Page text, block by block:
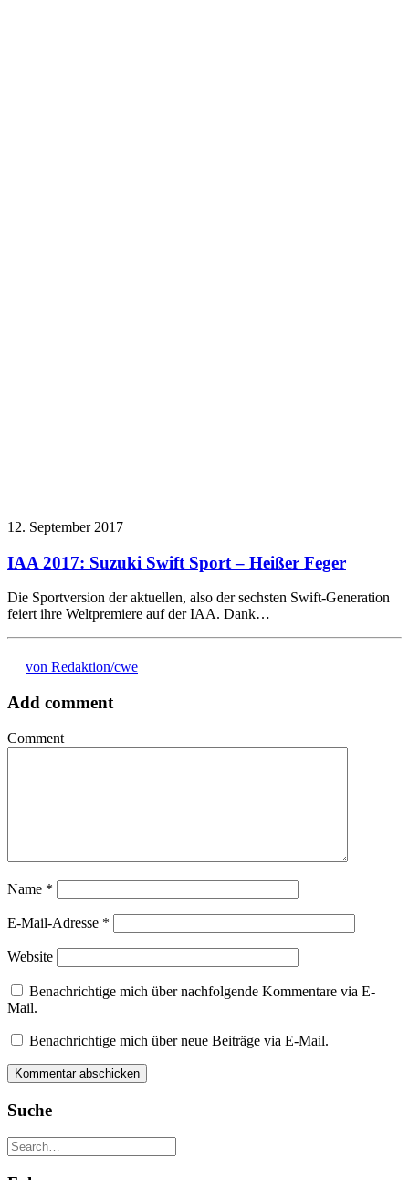
12. September 2017
IAA 2017: Suzuki Swift Sport – Heißer Feger
Die Sportversion der aktuellen, also der sechsten Swift-Generation
feiert ihre Weltpremiere auf der IAA. Dank…
von Redaktion/cwe
Add comment
Comment
Name *
E-Mail-Adresse *
Website
Benachrichtige mich über nachfolgende Kommentare via E-
Mail.
Benachrichtige mich über neue Beiträge via E-Mail.
Suche